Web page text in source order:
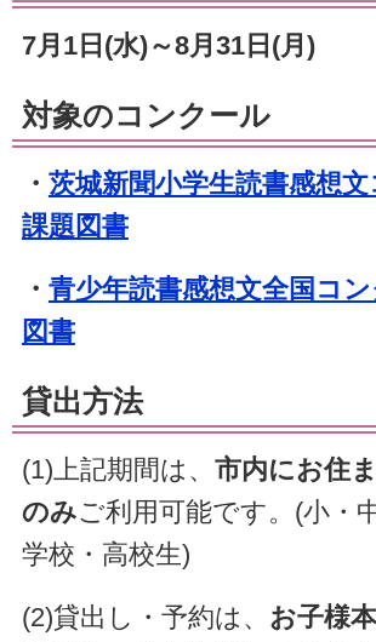
7月1日(水)～8月31日(月)
対象のコンクール
・ 茨城新聞小学生読書感想
課題図書
・ 青少年読書感想文全国コ
図書
貸出方法
(1)上記期間は、 市内にお住
のみご利用可能です。(小・
学校・高校生)
(2)貸出し・予約は、 お子様